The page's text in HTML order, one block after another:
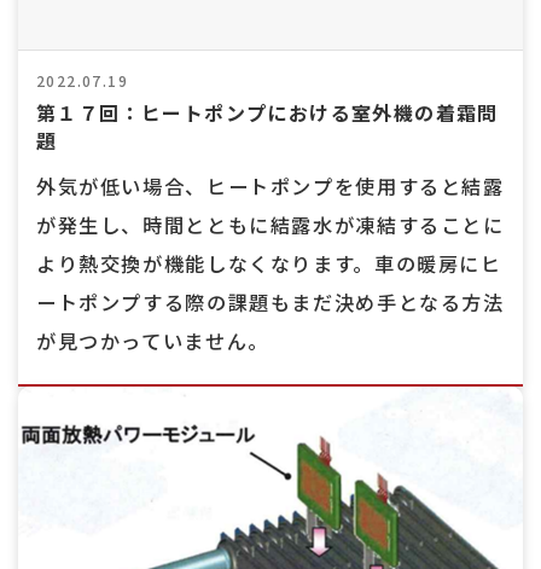
2022.07.19
第１７回：ヒートポンプにおける室外機の着霜問
題
外気が低い場合、ヒートポンプを使用すると結露
が発生し、時間とともに結露水が凍結することに
より熱交換が機能しなくなります。車の暖房にヒ
ートポンプする際の課題もまだ決め手となる方法
が見つかっていません。